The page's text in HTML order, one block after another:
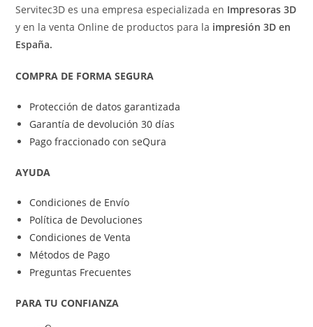
Servitec3D es una empresa especializada en Impresoras 3D
y en la venta Online de productos para la impresión 3D en
España.
COMPRA DE FORMA SEGURA
Protección de datos garantizada
Garantía de devolución 30 días
Pago fraccionado con seQura
AYUDA
Condiciones de Envío
Política de Devoluciones
Condiciones de Venta
Métodos de Pago
Preguntas Frecuentes
PARA TU CONFIANZA